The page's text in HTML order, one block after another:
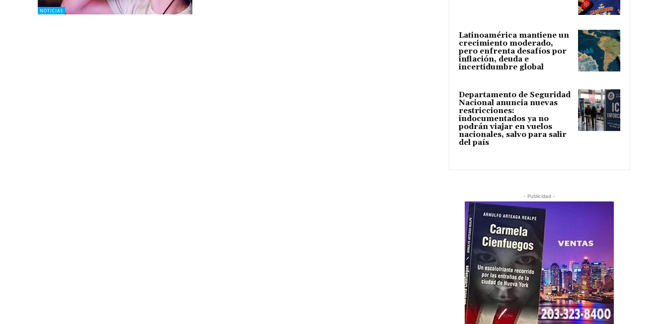
NOTICIAS
Latinoamérica mantiene un
crecimiento moderado,
pero enfrenta desafíos por
inflación, deuda e
incertidumbre global
Departamento de Seguridad
Nacional anuncia nuevas
restricciones:
indocumentados ya no
podrán viajar en vuelos
nacionales, salvo para salir
del país
- Publicidad -